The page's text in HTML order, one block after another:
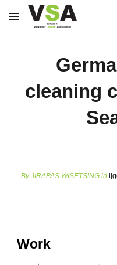
Skip to main content
cleaning
ByJIRAPAS WISETSING in
Work